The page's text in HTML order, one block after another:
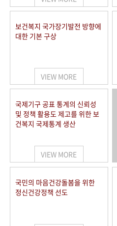
보건복지 국가장기발전 방향에
대한 기본 구상
VIEW MORE
국제기구 공표 통계의 신뢰성
및 정책 활용도 제고를 위한 보
건복지 국제통계 생산
VIEW MORE
국민의 마음건강돌봄을 위한
정신건강정책 선도